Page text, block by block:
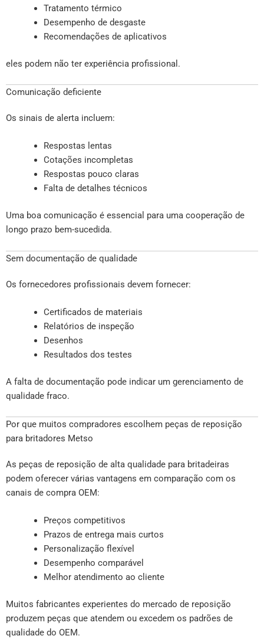
Tratamento térmico
Desempenho de desgaste
Recomendações de aplicativos
eles podem não ter experiência profissional.
Comunicação deficiente
Os sinais de alerta incluem:
Respostas lentas
Cotações incompletas
Respostas pouco claras
Falta de detalhes técnicos
Uma boa comunicação é essencial para uma cooperação de
longo prazo bem-sucedida.
Sem documentação de qualidade
Os fornecedores profissionais devem fornecer:
Certificados de materiais
Relatórios de inspeção
Desenhos
Resultados dos testes
A falta de documentação pode indicar um gerenciamento de
qualidade fraco.
Por que muitos compradores escolhem peças de reposição
para britadores Metso
As peças de reposição de alta qualidade para britadeiras
podem oferecer várias vantagens em comparação com os
canais de compra OEM:
Preços competitivos
Prazos de entrega mais curtos
Personalização flexível
Desempenho comparável
Melhor atendimento ao cliente
Muitos fabricantes experientes do mercado de reposição
produzem peças que atendem ou excedem os padrões de
qualidade do OEM.